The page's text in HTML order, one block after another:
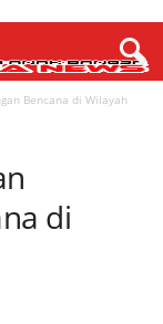
Bencana di Wilayah
di